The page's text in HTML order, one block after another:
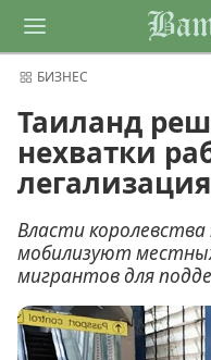
БИЗНЕС
Таиланд
нехватки
Власти
мобилизуют
мигрантов для